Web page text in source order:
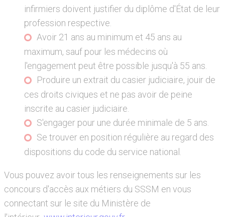
infirmiers doivent justifier du diplôme d'État de leur
profession respective.
Avoir 21 ans au minimum et 45 ans au
maximum, sauf pour les médecins où
l'engagement peut être possible jusqu'à 55 ans.
Produire un extrait du casier judiciaire, jouir de
ces droits civiques et ne pas avoir de peine
inscrite au casier judiciaire.
S'engager pour une durée minimale de 5 ans.
Se trouver en position régulière au regard des
dispositions du code du service national.
Vous pouvez avoir tous les renseignements sur les
concours d'accès aux métiers du SSSM en vous
connectant sur le site du Ministère de